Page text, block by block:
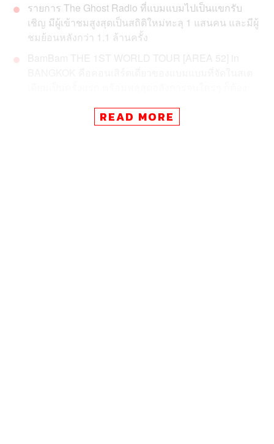
รายการ The Ghost Radio ที่แบมแบมไปเป็นแขกรับ
เชิญ มีผู้เข้าชมสูงสุดเป็นสถิติใหม่ทะลุ 1 แสนคน และมีผู้
ชมย้อนหลังกว่า 1.1 ล้านครั้ง
READ MORE